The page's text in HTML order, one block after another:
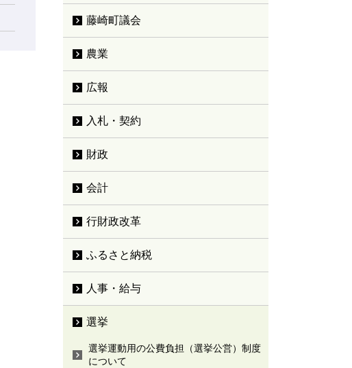
藤崎町議会
農業
広報
入札・契約
財政
会計
行財政改革
ふるさと納税
人事・給与
選挙
選挙運動用の公費負担（選挙公営）制度
について